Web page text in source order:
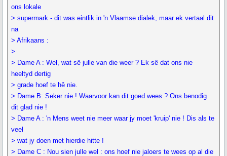
ons lokale
> supermark - dit was eintlik in 'n Vlaamse dialek, maar ek vertaal dit
na
> Afrikaans :
>
> Dame A : Wel, wat sê julle van die weer ? Ek sê dat ons nie
heeltyd dertig
> grade hoef te hê nie.
> Dame B: Seker nie ! Waarvoor kan dit goed wees ? Ons benodig
dit glad nie !
> Dame A : 'n Mens weet nie meer waar jy moet 'kruip' nie ! Dis als te
veel
> wat jy doen met hierdie hitte !
> Dame C : Nou sien julle wel : ons hoef nie jaloers te wees op al die